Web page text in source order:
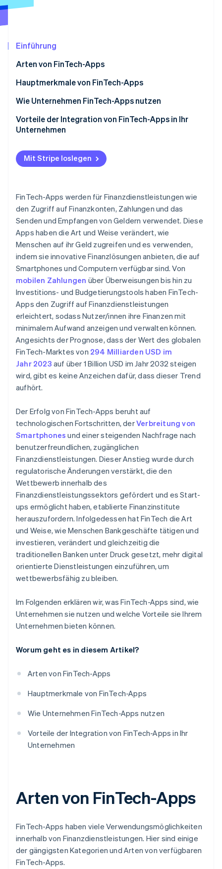
Climate
CO₂-Entnahme
Identity
Jetzt ansehen
Einführung
Arten von FinTech-Apps
Hauptmerkmale von FinTech-Apps
Digitales Banking und Neobanken
Zahlungen und Überweisungen
Kreditvergabe und -aufnahme
Wie Unternehmen FinTech-Apps nutzen
Vorteile der Integration von FinTech-Apps in Ihr
Unternehmen
Mit Stripe loslegen
FinTech-Apps werden für Finanzdienstleistungen wie
den Zugriff auf Finanzkonten, Zahlungen und das
Senden und Empfangen von Geldern verwendet. Diese
Apps haben die Art und Weise verändert, wie
Menschen auf ihr Geld zugreifen und es verwenden,
indem sie innovative Finanzlösungen anbieten, die auf
Smartphones und Computern verfügbar sind. Von
mobilen Zahlungen über Überweisungen bis hin zu
Investitions- und Budgetierungstools haben FinTech-
Apps den Zugriff auf Finanzdienstleistungen
erleichtert, sodass Nutzer/innen ihre Finanzen mit
minimalem Aufwand anzeigen und verwalten können.
Angesichts der Prognose, dass der Wert des globalen
FinTech-Marktes von 294 Milliarden USD im
Jahr 2023 auf über 1 Billion USD im Jahr 2032 steigen
wird, gibt es keine Anzeichen dafür, dass dieser Trend
aufhört.
Der Erfolg von FinTech-Apps beruht auf
technologischen Fortschritten, derVerbreitung von
Smartphones und einer steigenden Nachfrage nach
benutzerfreundlichen, zugänglichen
Finanzdienstleistungen. Dieser Anstieg wurde durch
regulatorische Änderungen verstärkt, die den
Wettbewerb innerhalb des
Finanzdienstleistungssektors gefördert und es Start-
ups ermöglicht haben, etablierte Finanzinstitute
herauszufordern. Infolgedessen hat FinTech die Art
und Weise, wie Menschen Bankgeschäfte tätigen und
investieren, verändert und gleichzeitig die
traditionellen Banken unter Druck gesetzt, mehr digital
orientierte Dienstleistungen einzuführen, um
wettbewerbsfähig zu bleiben.
Im Folgenden erklären wir, was FinTech-Apps sind, wie
Unternehmen sie nutzen und welche Vorteile sie Ihrem
Unternehmen bieten können.
Worum geht es in diesem Artikel?
Arten von FinTech-Apps
Hauptmerkmale von FinTech-Apps
Wie Unternehmen FinTech-Apps nutzen
Vorteile der Integration von FinTech-Apps in Ihr
Unternehmen
Arten von FinTech-Apps
FinTech-Apps haben viele Verwendungsmöglichkeiten
innerhalb von Finanzdienstleistungen. Hier sind einige
der gängigsten Kategorien und Arten von verfügbaren
FinTech-Apps.